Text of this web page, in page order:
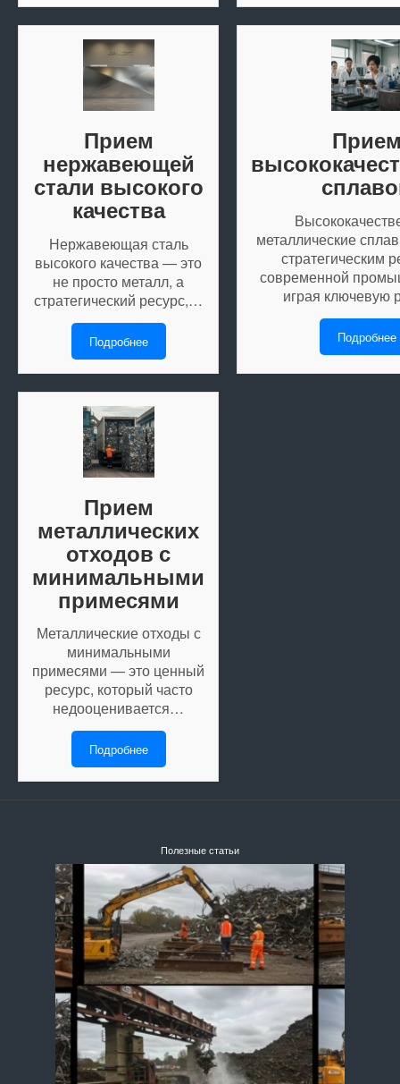
Прием
нержавеющей
стали высокого
качества
Нержавеющая сталь
высокого качества — это
не просто металл, а
стратегический ресурс,…
Подробнее
металлические
стратегическим
современной
играя ключевую
Подробнее
Прием
металлических
отходов с
минимальными
примесями
Металлические отходы с
минимальными
примесями — это ценный
ресурс, который часто
недооценивается…
Подробнее
Полезные статьи